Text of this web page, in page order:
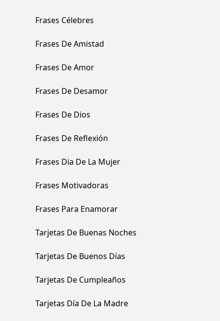
Frases Célebres
Frases De Amistad
Frases De Amor
Frases De Desamor
Frases De Dios
Frases De Reflexión
Frases Dia De La Mujer
Frases Motivadoras
Frases Para Enamorar
Tarjetas De Buenas Noches
Tarjetas De Buenos Días
Tarjetas De Cumpleaños
Tarjetas Día De La Madre